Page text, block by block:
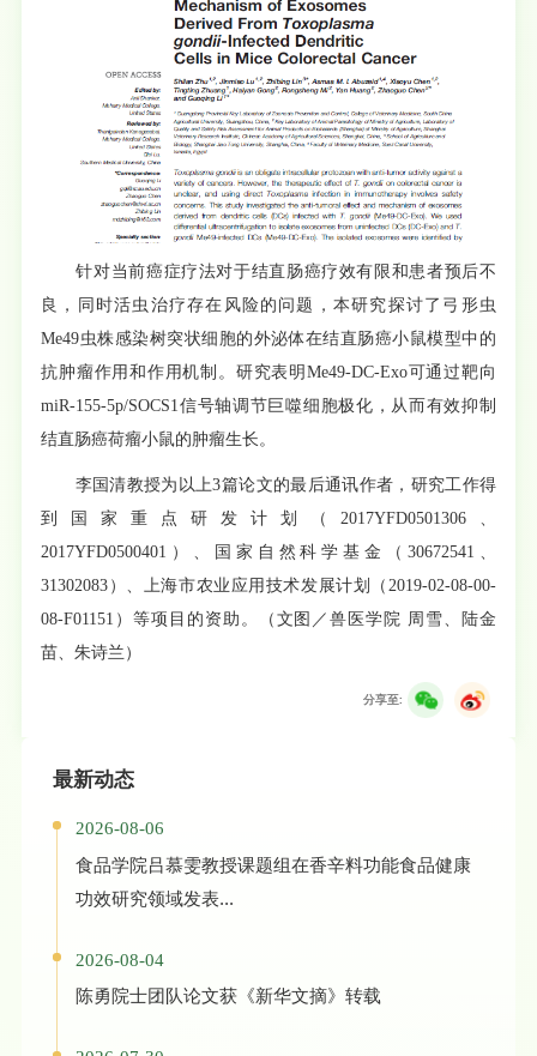
针对当前癌症疗法对于结直肠癌疗效有限和患者预后不
良，同时活虫治疗存在风险的问题，本研究探讨了弓形虫
Me49虫株感染树突状细胞的外泌体在结直肠癌小鼠模型中的
抗肿瘤作用和作用机制。研究表明Me49-DC-Exo可通过靶向
miR-155-5p/SOCS1信号轴调节巨噬细胞极化，从而有效抑制
结直肠癌荷瘤小鼠的肿瘤生长。
李国清教授为以上3篇论文的最后通讯作者，研究工作得
到国家重点研发计划（2017YFD0501306、
2017YFD0500401）、国家自然科学基金（30672541、
31302083）、上海市农业应用技术发展计划（2019-02-08-00-
08-F01151）等项目的资助。（文图／兽医学院 周雪、陆金
苗、朱诗兰）
分享至:
最新动态
2026-08-06
食品学院吕慕雯教授课题组在香辛料功能食品健康
功效研究领域发表...
2026-08-04
陈勇院士团队论文获《新华文摘》转载